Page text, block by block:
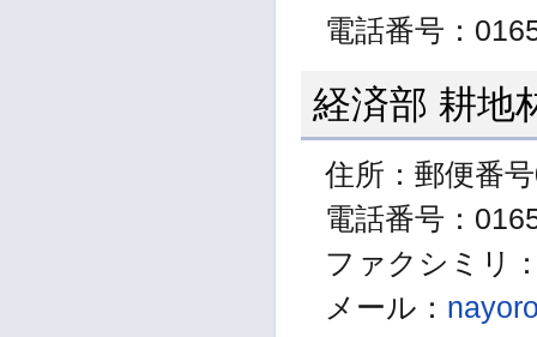
電話番号：
経済部 耕地
住所：郵便番
電話番号：
ファクシミリ
メール：